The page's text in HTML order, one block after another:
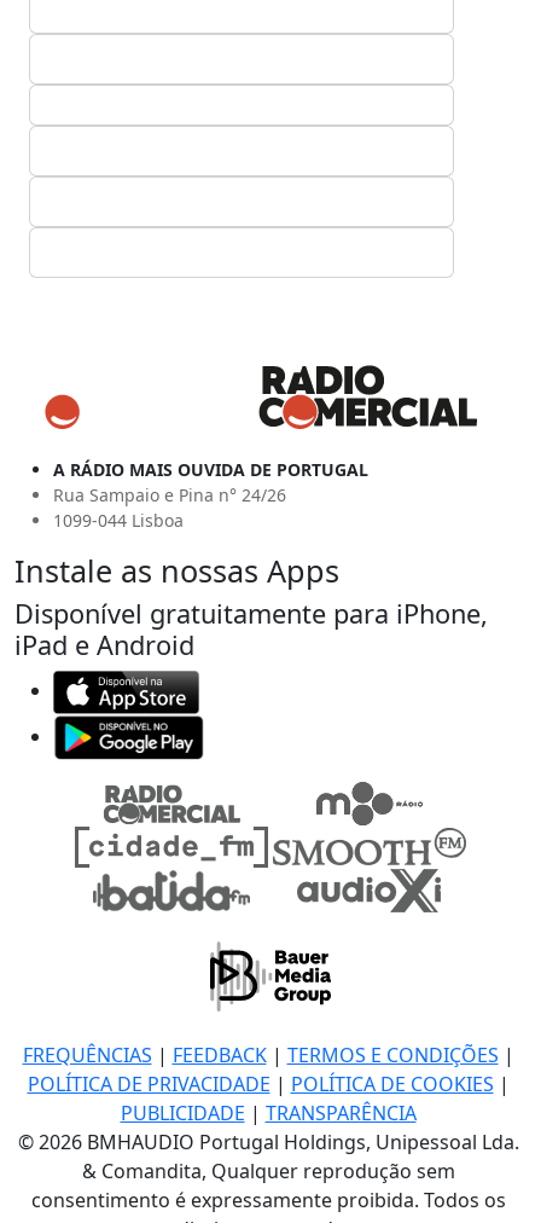
A RÁDIO MAIS OUVIDA DE PORTUGAL
Rua Sampaio e Pina n° 24/26
1099-044 Lisboa
Instale as nossas Apps
Disponível gratuitamente para iPhone,
iPad e Android
FREQUÊNCIAS | FEEDBACK| TERMOS E CONDIÇÕES |
POLÍTICA DE PRIVACIDADE | POLÍTICA DE COOKIES |
PUBLICIDADE | TRANSPARÊNCIA
© 2026 BMHAUDIO Portugal Holdings, Unipessoal Lda.
& Comandita, Qualquer reprodução sem
consentimento é expressamente proibida. Todos os